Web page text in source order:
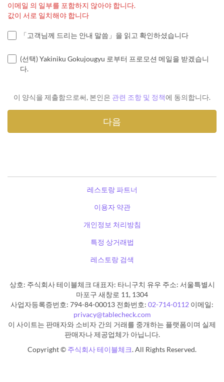
이메일 의 일부를 포함하지 않아야 합니다.
값이 서로 일치해야 합니다
「고객님께 드리는 안내 말씀」을 읽고 확인하셨습니다
(선택) Yakiniku Gokujougyu 로부터 프로모션 메일을 받겠습니
다.
이 양식을 제출함으로써, 본인은 관련 조항 및 정책에 동의합니다.
레스토랑 파트너
이용자 약관
개인정보 처리방침
특정 상거래법
레스토랑 검색
상호: 주식회사 테이블체크 대표자: 타니구치 유우 주소: 서울특별시
마포구 새창로 11, 1304
사업자등록증번호: 794-84-00013 전화번호: 02-714-0112 이메일:
privacy@tablecheck.com
이 사이트는 판매자와 소비자 간의 거래를 중개하는 플랫폼이며 실제
판매자나 제공업체가 아닙니다.
Copyright © 주식회사 테이블체크. All Rights Reserved.